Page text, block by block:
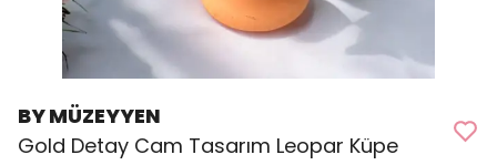
BY MÜZEYYEN
Gold Detay Cam Tasarım Leopar Küpe